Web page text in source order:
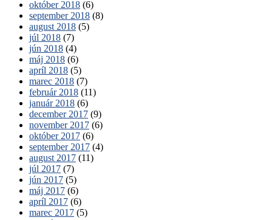
október 2018 (6)
september 2018 (8)
august 2018 (5)
júl 2018 (7)
jún 2018 (4)
máj 2018 (6)
apríl 2018 (5)
marec 2018 (7)
február 2018 (11)
január 2018 (6)
december 2017 (9)
november 2017 (6)
október 2017 (6)
september 2017 (4)
august 2017 (11)
júl 2017 (7)
jún 2017 (5)
máj 2017 (6)
apríl 2017 (6)
marec 2017 (5)